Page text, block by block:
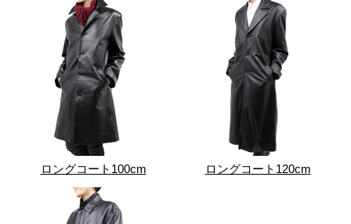
ロングコート100cm ロングコート120cm